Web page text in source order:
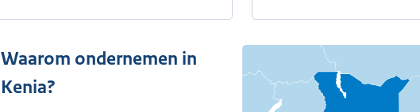
Waarom ondernemen in
Kenia?